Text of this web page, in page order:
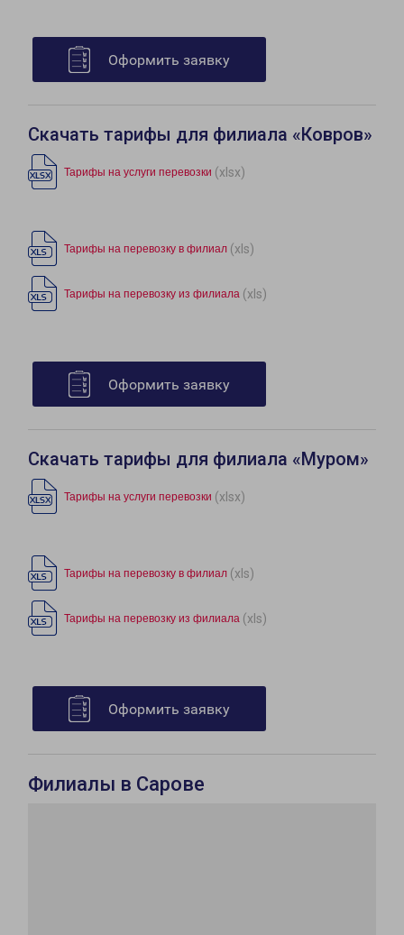
Оформить заявку
Скачать тарифы для филиала «Ковров»
Тарифы на услуги перевозки (xlsx)
Тарифы на перевозку в филиал (xls)
Тарифы на перевозку из филиала (xls)
Оформить заявку
Скачать тарифы для филиала «Муром»
Тарифы на услуги перевозки (xlsx)
Тарифы на перевозку в филиал (xls)
Тарифы на перевозку из филиала (xls)
Оформить заявку
Филиалы в Сарове